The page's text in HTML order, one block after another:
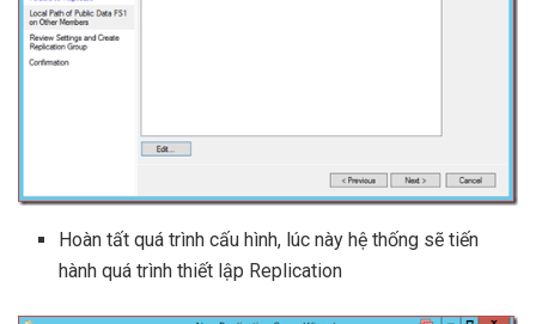
Hoàn tất quá trình cấu hình, lúc này hệ thống sẽ tiến
hành quá trình thiết lập Replication